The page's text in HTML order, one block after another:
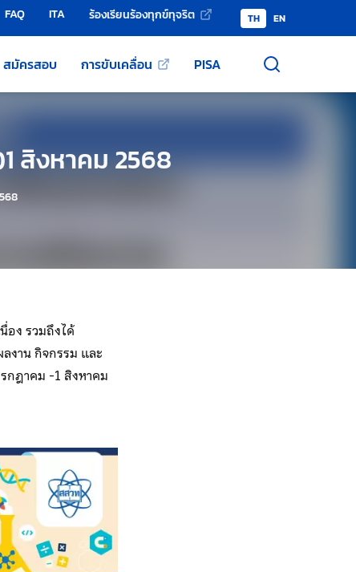
FAQ ITA ร้องเรียนร้องทุกข์ทุจริต TH EN
สมัครสอบ การขับเคลื่อน PISA
สิงหาคม 2568
อง รวมถึงได้
งาน กิจกรรม และ
กฎาคม -1 สิงหาคม